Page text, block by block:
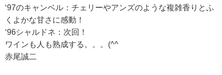
‘97のキャンベル：チェリーやアンズのような複雑香りとふ
くよかな甘さに感動！
‘96シャルドネ：次回！
ワインも人も熟成する。。。(^^ゞ
赤尾誠二